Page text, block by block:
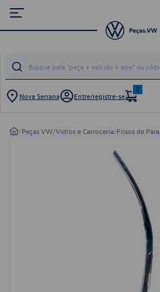
Nova Serrana Entre/registre-se
0
/Peças VW/Vidros e Carroceria/Frisos de